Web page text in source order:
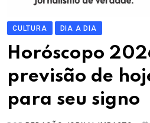
CULTURA DIA A DIA
Horóscopo
previsão de
para seu signo